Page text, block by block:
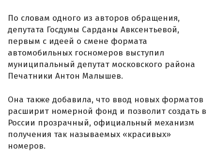
По словам одного из авторов обращения,
депутата Госдумы Сарданы Авксентьевой,
первым с идеей о смене формата
автомобильных госномеров выступил
муниципальный депутат московского района
Печатники Антон Малышев.
Она также добавила, что ввод новых форматов
расширит номерной фонд и позволит создать в
России прозрачный, официальный механизм
получения так называемых «красивых»
номеров.